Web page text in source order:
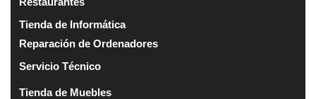
Tienda de Informática
Reparación de Ordenadores
Servicio Técnico
Tienda de Muebles